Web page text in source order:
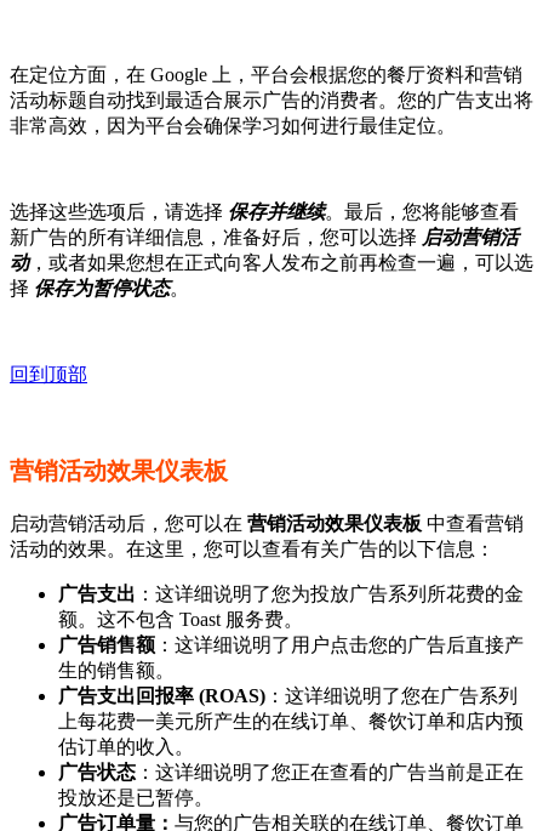
在定位方面，在 Google 上，平台会根据您的餐厅资料和营销
活动标题自动找到最适合展示广告的消费者。您的广告支出将
非常高效，因为平台会确保学习如何进行最佳定位。
选择这些选项后，请选择 保存并继续。最后，您将能够查看
新广告的所有详细信息，准备好后，您可以选择 启动营销活
动，或者如果您想在正式向客人发布之前再检查一遍，可以选
择 保存为暂停状态。
回到顶部
营销活动效果仪表板
启动营销活动后，您可以在 营销活动效果仪表板 中查看营销
活动的效果。在这里，您可以查看有关广告的以下信息：
广告支出 ：这详细说明了您为投放广告系列所花费的金
额。这不包含 Toast 服务费。
广告销售额 ：这详细说明了用户点击您的广告后直接产
生的销售额。
广告支出回报率 (ROAS) ：这详细说明了您在广告系列
上每花费一美元所产生的在线订单、餐饮订单和店内预
估订单的收入。
广告状态 ：这详细说明了您正在查看的广告当前是正在
投放还是已暂停。
广告订单量： 与您的广告相关联的在线订单、餐饮订单